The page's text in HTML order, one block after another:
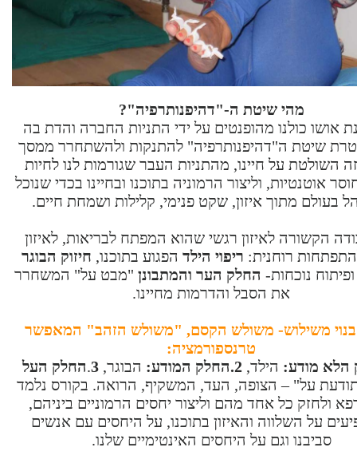
מהי שיטת ה-"דהיפנותרפיה"?
אושו כולנו מהופנטים על ידי התניות החברה והדת בה
שיטת ה"דהיפנותרפיה" להתנקות ולהשתחרר ממסך
השולטת על חיינו, מהתניות העבר שגורמות לנו לחיות
אוטנטיות, וליצור הרמוניה בתוכנו ובחיינו בכדי שנוכל
בעולם מתוך איזון, שקט פנימי, קלילות ושמחת חיים.
הקשורה לאיזון רגשי שהוא המפתח לבריאות, לאיזון
רוחנית: ריפוי הילד הפגוע בתוכנו, חיזוק הבוגר
נוכחות- החלק הער והמתבונן "מבט על" המשחרר
את הסבל והדרמות מחיינו.
משילוש- משולש הקסם, "משולש הזהב" המאפשר
טרנספורמציה:
הילד,2.החלק המודע: הבוגר,3
.החלק העל
על" – הצופה, העד, המשקיף, הרואה. בקורס נלמד
ולחזק כל אחד מהם וליצור יחסים הרמוניים ביניהם,
על השלווה והאיזון בתוכנו, על היחסים עם אנשים
סביבנו וגם על היחסים האינטימיים שלנו.